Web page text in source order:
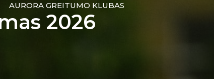
AURORA GREITUMO KLUBAS
2026